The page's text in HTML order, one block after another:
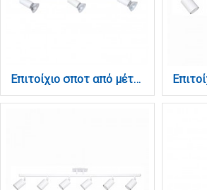
Επιτοίχιο σποτ από μέταλλο σε λευκή απόχρωση 3XGU10 D:32cm (9078-3Φ-Λευκό)